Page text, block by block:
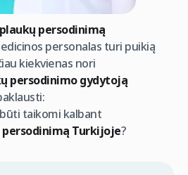
plaukų persodinimą
personalas turi puikią
kiekvienas nori
persodinimo gydytoją
taikomi kalbant
Turkijoje?